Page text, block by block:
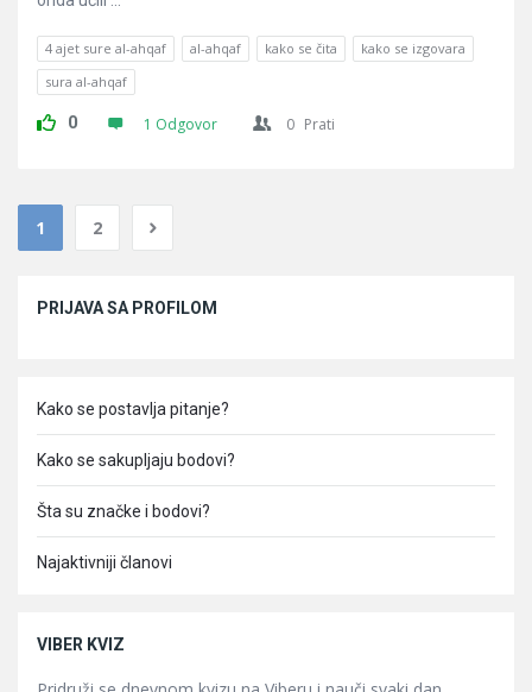
4 ajet sure al-ahqaf al-ahqaf kako se čita
kako se izgovara
sura al-ahqaf
0 1 Odgovor 0 Prati
1 2
PRIJAVA SA PROFILOM
Kako se postavlja pitanje?
Kako se sakupljaju bodovi?
Šta su značke i bodovi?
Najaktivniji članovi
VIBER KVIZ